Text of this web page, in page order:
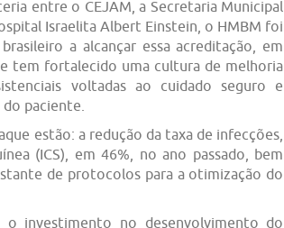
entre o CEJAM, a Secretaria Municipal
Israelita Albert Einstein, o HMBM foi
a alcançar essa acreditação, em
tem fortalecido uma cultura de melhoria
voltadas ao cuidado seguro e
paciente.
estão: a redução da taxa de infecções,
(ICS), em 46%, no ano passado, bem
de protocolos para a otimização do
investimento no desenvolvimento do